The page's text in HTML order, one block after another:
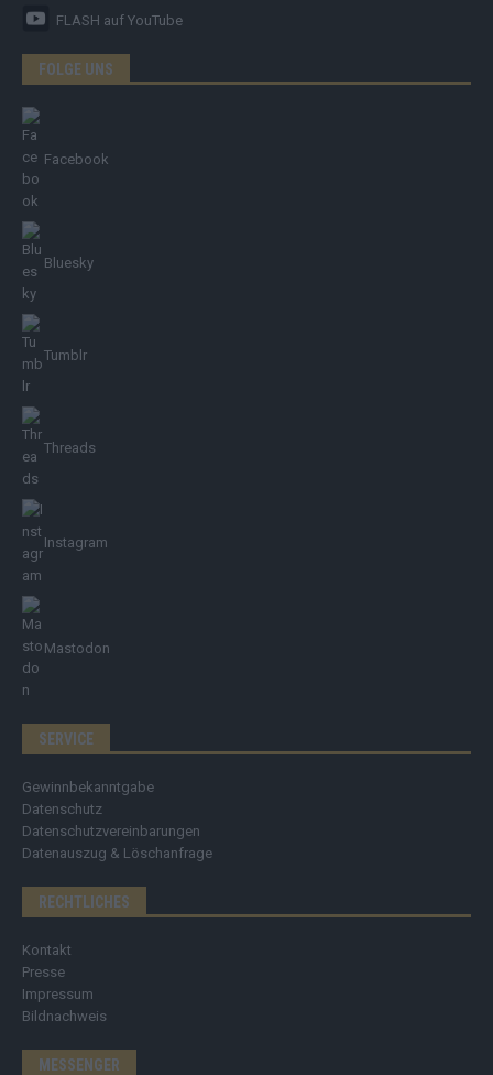
FLASH auf YouTube
FOLGE UNS
Facebook
Bluesky
Tumblr
Threads
Instagram
Mastodon
SERVICE
Gewinnbekanntgabe
Datenschutz
Datenschutzvereinbarungen
Datenauszug & Löschanfrage
RECHTLICHES
Kontakt
Presse
Impressum
Bildnachweis
MESSENGER